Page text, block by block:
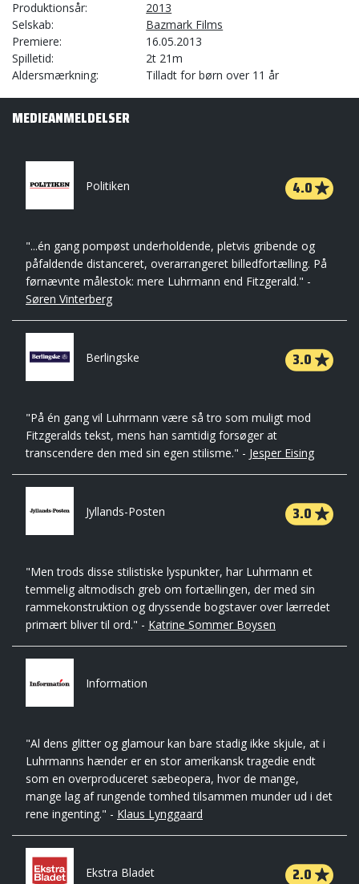
Produktionsår
2013
Selskab
Bazmark Films
Premiere
16.05.2013
Spilletid
2t 21m
Aldersmærkning
Tilladt for børn over 11 år
MEDIEANMELDELSER
Politiken 4.0
"...én gang pompøst underholdende, pletvis gribende og
påfaldende distanceret, overarrangeret billedfortælling. På
førnævnte målestok: mere Luhrmann end Fitzgerald." -
Søren Vinterberg
Berlingske 3.0
"På én gang vil Luhrmann være så tro som muligt mod
Fitzgeralds tekst, mens han samtidig forsøger at
transcendere den med sin egen stilisme." - Jesper Eising
Jyllands-Posten 3.0
"Men trods disse stilistiske lyspunkter, har Luhrmann et
temmelig altmodisch greb om fortællingen, der med sin
rammekonstruktion og dryssende bogstaver over lærredet
primært bliver til ord." - Katrine Sommer Boysen
Information
"Al dens glitter og glamour kan bare stadig ikke skjule, at i
Luhrmanns hænder er en stor amerikansk tragedie endt
som en overproduceret sæbeopera, hvor de mange,
mange lag af rungende tomhed tilsammen munder ud i det
rene ingenting." - Klaus Lynggaard
Ekstra Bladet 2.0